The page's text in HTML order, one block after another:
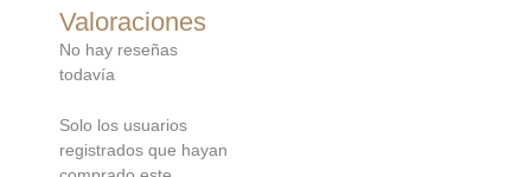
Valoraciones
No hay reseñas
todavía
Solo los usuarios
registrados que hayan